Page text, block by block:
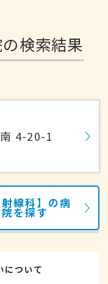
検索結果
4-20-1
線科】の病
を探す
について